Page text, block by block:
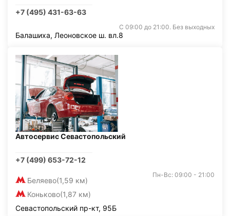
+7 (495) 431-63-63
С 09:00 до 21:00. Без выходных
Балашиха, Леоновское ш. вл.8
Автосервис Севастопольский
+7 (499) 653-72-12
Беляево(1,59 км)
Коньково(1,87 км)
Пн-Вс: 09:00 - 21:00
Севастопольский пр-кт, 95Б